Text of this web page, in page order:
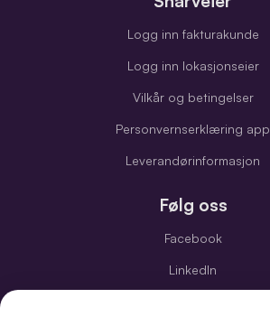
Logg inn fakturakunde
Logg inn lokasjonseier
Vilkår og betingelser
Personvernserklæring app
Leverandørinformasjon
Følg oss
Facebook
LinkedIn